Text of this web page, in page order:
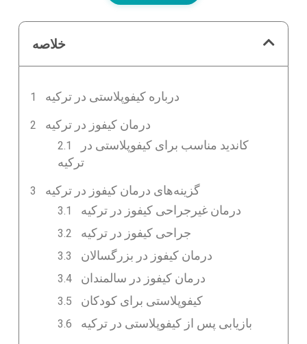
خلاصه
درباره کیفوپلاستی در ترکیه
درمان کیفوز در ترکیه
کاندید مناسب برای کیفوپلاستی در
ترکیه
گزینه‌های درمان کیفوز در ترکیه
درمان غیرجراحی کیفوز در ترکیه
جراحی کیفوز در ترکیه
درمان کیفوز در بزرگسالان
درمان کیفوز در سالمندان
کیفوپلاستی برای کودکان
بازیابی پس از کیفوپلاستی در ترکیه